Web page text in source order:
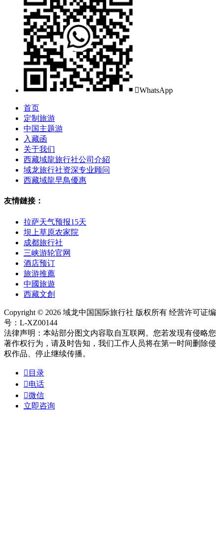
WhatsApp
首页
定制旅游
中国主题游
入藏函
关于我们
西藏域龍旅行社公司介紹
域龙旅行社资深专业顾问
西藏域龍早鳥優惠
友情鏈接：
拉萨天气预报15天
坝上草原农家院
成都旅行社
三峡游轮官网
酒店预订
旅游推薦
中國旅遊
西藏文創
Copyright © 2026 域龙中国国际旅行社 版权所有 经营许可证编
号：L-XZ00144
法律声明：本站部分图文内容取自互联网。您若发现有侵略您
著作权行为，请及时告知，我们工作人员将在第一时间删除侵
权作品、停止继续传播。
 目录
电话
微信
立即咨询